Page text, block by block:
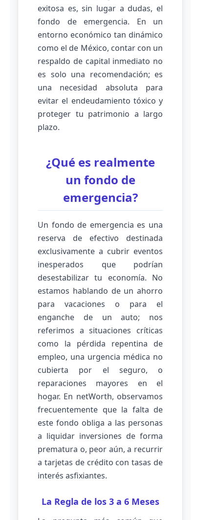
exitosa es, sin lugar a dudas, el
fondo de emergencia. En un
entorno económico tan dinámico
como el de México, contar con un
respaldo de capital inmediato no
es solo una recomendación; es
una necesidad absoluta para
evitar el endeudamiento tóxico y
proteger tu patrimonio a largo
plazo.
¿Qué es realmente
un fondo de
emergencia?
Un fondo de emergencia es una
reserva de efectivo destinada
exclusivamente a cubrir eventos
inesperados que podrían
desestabilizar tu economía. No
estamos hablando de un ahorro
para vacaciones o para el
enganche de un auto; nos
referimos a situaciones críticas
como la pérdida repentina de
empleo, una urgencia médica no
cubierta por el seguro, o
reparaciones mayores en el
hogar. En netWorth, observamos
frecuentemente que la falta de
este fondo obliga a las personas
a liquidar inversiones de forma
prematura o, peor aún, a recurrir
a tarjetas de crédito con tasas de
interés asfixiantes.
La Regla de los 3 a 6 Meses